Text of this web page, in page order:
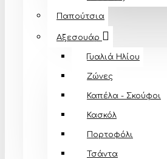
Παπούτσια
Αξεσουάρ
Γυαλιά Ηλίου
Ζώνες
Καπέλα - Σκούφοι
Κασκόλ
Πορτοφόλι
Τσάντα